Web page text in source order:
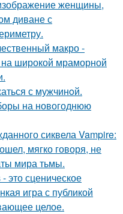
женщины,
диване с
макро -
на широкой мраморной
с мужчинoй.
на новогоднюю
сиквела Vampire:
мягко говоря, не
мира тьмы.
это сценическое
игра с публикой
целое.